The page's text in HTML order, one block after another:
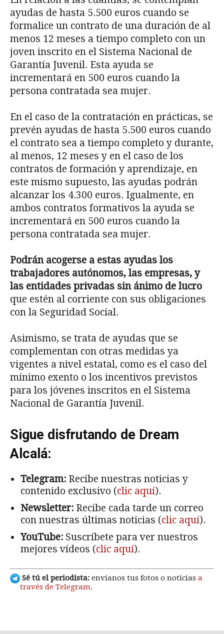
ayudas de hasta 5.500 euros cuando se
formalice un contrato de una duración de al
menos 12 meses a tiempo completo con un
joven inscrito en el Sistema Nacional de
Garantía Juvenil. Esta ayuda se
incrementará en 500 euros cuando la
persona contratada sea mujer.
En el caso de la contratación en prácticas, se
prevén ayudas de hasta 5.500 euros cuando
el contrato sea a tiempo completo y durante,
al menos, 12 meses y en el caso de los
contratos de formación y aprendizaje, en
este mismo supuesto, las ayudas podrán
alcanzar los 4.300 euros. Igualmente, en
ambos contratos formativos la ayuda se
incrementará en 500 euros cuando la
persona contratada sea mujer.
Podrán acogerse a estas ayudas los
trabajadores autónomos, las empresas, y
las entidades privadas sin ánimo de lucro
que estén al corriente con sus obligaciones
con la Seguridad Social.
Asimismo, se trata de ayudas que se
complementan con otras medidas ya
vigentes a nivel estatal, como es el caso del
mínimo exento o los incentivos previstos
para los jóvenes inscritos en el Sistema
Nacional de Garantía Juvenil.
Sigue disfrutando de Dream
Alcalá:
Telegram: Recibe nuestras noticias y
contenido exclusivo (clic aquí).
Newsletter: Recibe cada tarde un correo
con nuestras últimas noticias (clic aquí).
YouTube: Suscríbete para ver nuestros
mejores vídeos (clic aquí).
Sé tú el periodista: envíanos tus fotos o noticias a
través de Telegram.